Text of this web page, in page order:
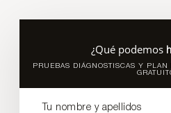
¿Qué podemos
PRUEBAS DIÁGNOSTISCAS Y PLAN
Tu nombre y apellidos